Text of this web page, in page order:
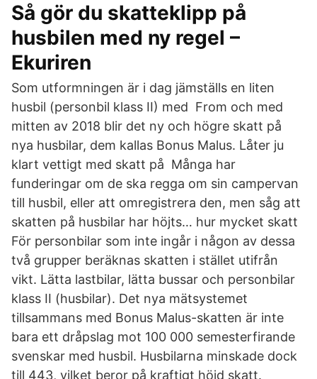
Så gör du skatteklipp på
husbilen med ny regel –
Ekuriren
Som utformningen är i dag jämställs en liten
husbil (personbil klass II) med From och med
mitten av 2018 blir det ny och högre skatt på
nya husbilar, dem kallas Bonus Malus. Låter ju
klart vettigt med skatt på Många har
funderingar om de ska regga om sin campervan
till husbil, eller att omregistrera den, men såg att
skatten på husbilar har höjts… hur mycket skatt
För personbilar som inte ingår i någon av dessa
två grupper beräknas skatten i stället utifrån
vikt. Lätta lastbilar, lätta bussar och personbilar
klass II (husbilar). Det nya mätsystemet
tillsammans med Bonus Malus-skatten är inte
bara ett dråpslag mot 100 000 semesterfirande
svenskar med husbil. Husbilarna minskade dock
till 443, vilket beror på kraftigt höjd skatt.